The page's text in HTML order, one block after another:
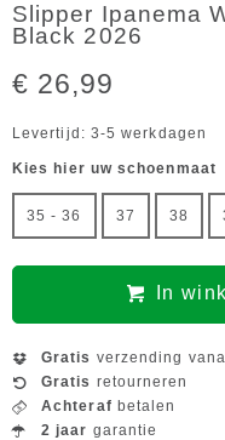
Slipper Ipanema
Black 2026
€ 26,99
Levertijd: 3-5 werkdagen
Kies hier uw schoenmaat
35 - 36 37 38
In
Gratis verzending
Gratis retourneren
Achteraf betalen
2 jaar garantie